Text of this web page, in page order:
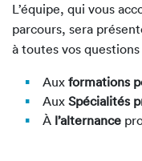
L’équipe, qui vous
parcours, sera
à toutes vos
Aux formations
Aux Spécialités
À l’alternance